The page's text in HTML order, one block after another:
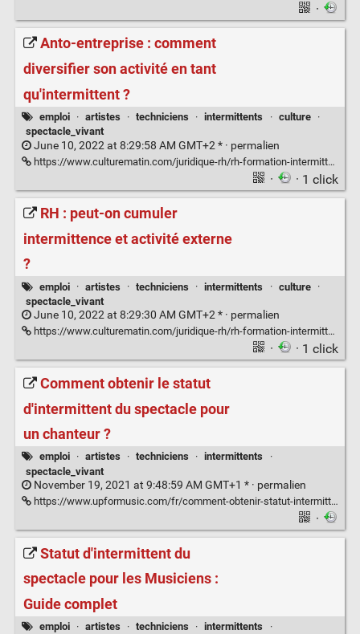
·
Anto-entreprise : comment
diversifier son activité en tant
qu'intermittent ?
emploi · artistes · techniciens · intermittents · culture
·
spectacle_vivant
June 10, 2022 at 8:29:58 AM GMT+2 * · permalien
https://www.culturematin.com/juridique-rh/rh-formation-intermittence/pratiques/intermittence-quelles-activites-paralleles-sont-elles-compatibles.html
· · 1 click
RH : peut-on cumuler
intermittence et activité externe
?
emploi · artistes · techniciens · intermittents · culture
·
spectacle_vivant
June 10, 2022 at 8:29:30 AM GMT+2 * · permalien
https://www.culturematin.com/juridique-rh/rh-formation-intermittence/pratiques/intermittence-comment-cumuler-son-statut-avec-une-autre-activite.html
· · 1 click
Comment obtenir le statut
d'intermittent du spectacle pour
un chanteur ?
emploi · artistes · techniciens · intermittents
·
spectacle_vivant
November 19, 2021 at 9:48:59 AM GMT+1 * · permalien
https://www.upformusic.com/fr/comment-obtenir-statut-intermittent-spectacle-artiste-interprete-122002021/
·
Statut d'intermittent du
spectacle pour les Musiciens :
Guide complet
emploi · artistes · techniciens · intermittents
·